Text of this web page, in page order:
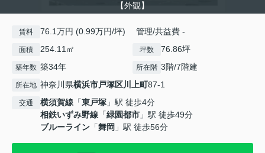
【外観】
賃料 76.1万円 (0.99万円/坪) 管理/共益費 -
面積 254.11㎡ 坪数 76.86坪
築年数 築34年 所在階 3階/7階建
所在地 神奈川県横浜市戸塚区川上町87-1
交通 横須賀線 「東戸塚 」駅 徒歩4分
相鉄いずみ野線 「緑園都市 」駅 徒歩49分
ブルーライン 「舞岡 」駅 徒歩56分